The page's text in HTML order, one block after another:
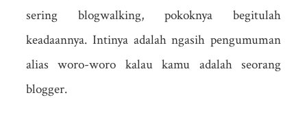
sering blogwalking, pokoknya begitulah
keadaannya. Intinya adalah ngasih pengumuman
alias woro-woro kalau kamu adalah seorang
blogger.